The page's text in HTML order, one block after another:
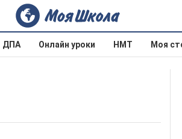
ДПА Онлайн уроки НМТ Моя